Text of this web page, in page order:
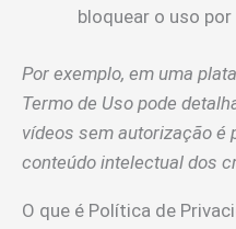
bloquear o uso
Por exemplo, em uma
Termo de Uso pode
vídeos sem autorização é
conteúdo intelectual dos
O que é Política de